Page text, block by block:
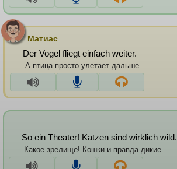
Матиас
Der Vogel fliegt einfach weiter.
А птица просто улетает дальше.
So ein Theater! Katzen sind wirklich wild.
Какое зрелище! Кошки и правда дикие.